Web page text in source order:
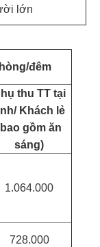
lớn
đêm
thu TT tại
Khách lẻ
gồm ăn
sáng)
1.064.000
728.000